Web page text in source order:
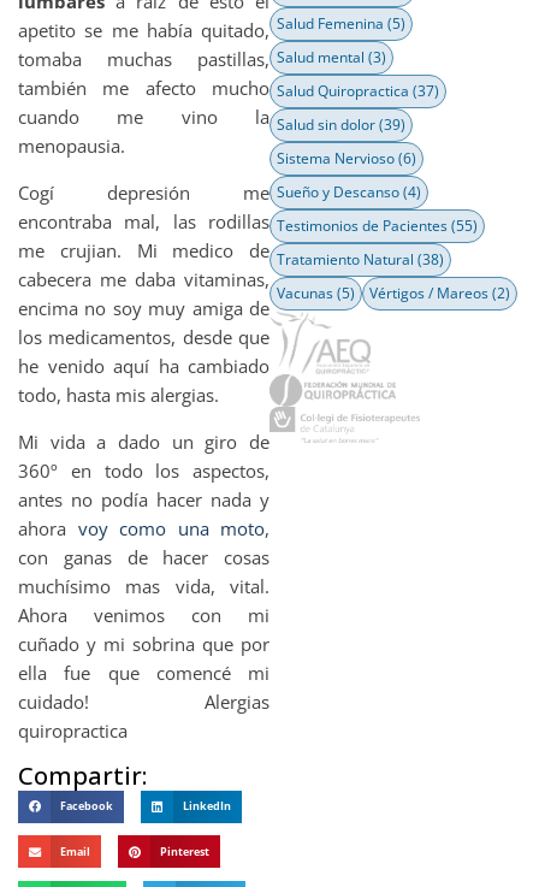
apetito se me había quitado,
tomaba muchas pastillas,
también me afecto mucho
cuando me vino la
menopausia.
Cogí depresión me
encontraba mal, las rodillas
me crujian. Mi medico de
cabecera me daba vitaminas,
encima no soy muy amiga de
los medicamentos, desde que
he venido aquí ha cambiado
todo, hasta mis alergias.
Mi vida a dado un giro de
360º en todo los aspectos,
antes no podía hacer nada y
ahora voy como una moto,
con ganas de hacer cosas
muchísimo mas vida, vital.
Ahora venimos con mi
cuñado y mi sobrina que por
ella fue que comencé mi
cuidado! Alergias
quiropractica
Compartir:
Facebook LinkedIn
Email Pinterest
Salud Femenina (5)
Salud mental (3)
Salud Quiropractica (37)
Salud sin dolor(39)
Sistema Nervioso(6)
Sueño y Descanso(4)
Testimonios de Pacientes(55)
Tratamiento Natural (38)
Vacunas(5) Vértigos / Mareos(2)